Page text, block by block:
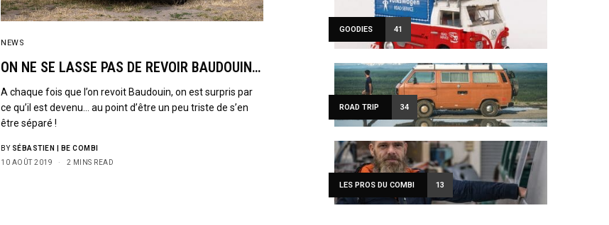
NEWS
ON NE SE LASSE PAS DE REVOIR BAUDOUIN…
A chaque fois que l’on revoit Baudouin, on est surpris par
ce qu’il est devenu… au point d’être un peu triste de s’en
être séparé !
BY SÉBASTIEN | BE COMBI
10 AOÛT 2019
2 MINS READ
GOODIES 41
ROAD TRIP 34
LES PROS DU COMBI 13